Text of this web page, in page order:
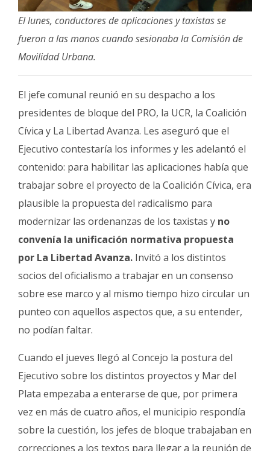
El lunes, conductores de aplicaciones y taxistas se
fueron a las manos cuando sesionaba la Comisión de
Movilidad Urbana.
El jefe comunal reunió en su despacho a los
presidentes de bloque del PRO, la UCR, la Coalición
Cívica y La Libertad Avanza. Les aseguró que el
Ejecutivo contestaría los informes y les adelantó el
contenido: para habilitar las aplicaciones había que
trabajar sobre el proyecto de la Coalición Cívica, era
plausible la propuesta del radicalismo para
modernizar las ordenanzas de los taxistas y no
convenía la unificación normativa propuesta
por La Libertad Avanza. Invitó a los distintos
socios del oficialismo a trabajar en un consenso
sobre ese marco y al mismo tiempo hizo circular un
punteo con aquellos aspectos que, a su entender,
no podían faltar.
Cuando el jueves llegó al Concejo la postura del
Ejecutivo sobre los distintos proyectos y Mar del
Plata empezaba a enterarse de que, por primera
vez en más de cuatro años, el municipio respondía
sobre la cuestión, los jefes de bloque trabajaban en
correcciones a los textos para llegar a la reunión de